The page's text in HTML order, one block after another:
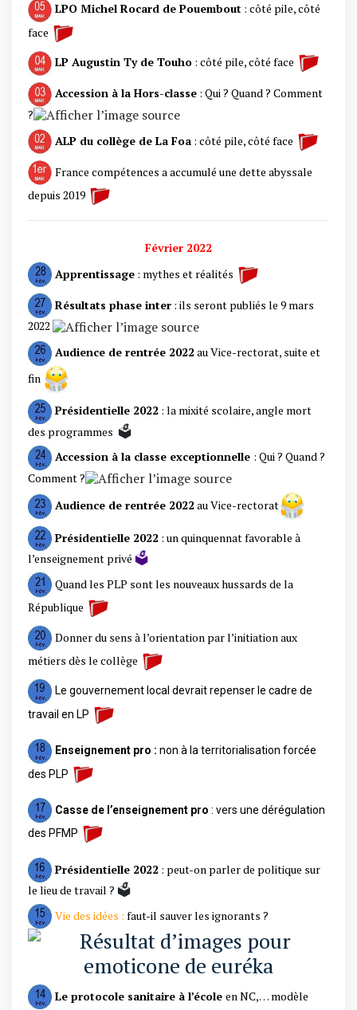
LPO Michel Rocard de Pouembout : côté pile, côté
face
LP Augustin Ty de Touho : côté pile, côté face
Accession à la Hors-classe : Qui ? Quand ? Comment
?
ALP du collège de La Foa : côté pile, côté face
France compétences a accumulé une dette abyssale
depuis 2019
Février 2022
Apprentissage : mythes et réalités
Résultats phase inter : ils seront publiés le 9 mars
2022
Audience de rentrée 2022au Vice-rectorat, suite et
fin
Présidentielle 2022 : la mixité scolaire, angle mort
des programmes 🗳️
Accession à la classe exceptionnelle : Qui ? Quand ?
Comment ?
Audience de rentrée 2022au Vice-rectorat
Présidentielle 2022 : un quinquennat favorable à
l’enseignement privé 🗳️
Quand les PLP sont les nouveaux hussards de la
République
Donner du sens à l’orientation par l’initiation aux
métiers dès le collège
Le gouvernement local devrait repenser le cadre de
travail en LP
Enseignement pro : non à la territorialisation forcée
des PLP
Casse de l’enseignement pro : vers une dérégulation
des PFMP
Présidentielle 2022 : peut-on parler de politique sur
le lieu de travail ? 🗳️
Vie des idées : faut-il sauver les ignorants ?
Le protocole sanitaire à l’école en NC,… modèle